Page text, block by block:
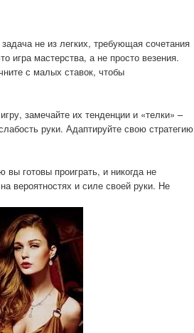
не из легких, требующая сочетания
игра мастерства, а не просто везения.
с малых ставок, чтобы
замечайте их тенденции и «телки» –
руки. Адаптируйте свою стратегию
готовы проиграть, и никогда не
вероятностях и силе своей руки. Не